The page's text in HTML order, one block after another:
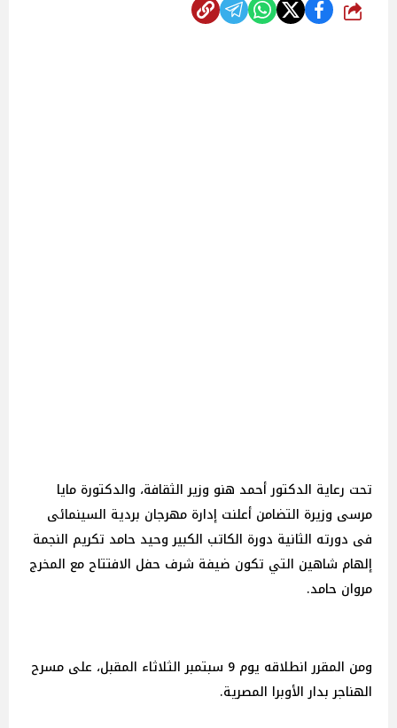
شارك
تحت رعاية الدكتور أحمد هنو وزير الثقافة، والدكتورة مايا
مرسى وزيرة التضامن أعلنت إدارة مهرجان بردية السينمائى
فى دورته الثانية دورة الكاتب الكبير وحيد حامد تكريم النجمة
إلهام شاهين التي تكون ضيفة شرف حفل الافتتاح مع المخرج
مروان حامد.
ومن المقرر انطلاقه يوم 9 سبتمبر الثلاثاء المقبل، على مسرح
الهناجر بدار الأوبرا المصرية.